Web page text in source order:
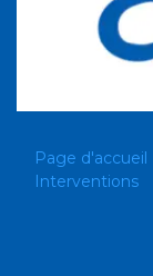
Page d'accueil
Interventions